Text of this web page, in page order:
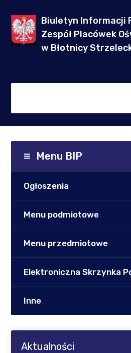
Biuletyn Informacji
Zespół Placówek
w Błotnicy
Menu BIP
Ogłoszenia
Menu podmiotowe
Menu przedmiotowe
Elektroniczna Skrzynka
Inne
Aktualności